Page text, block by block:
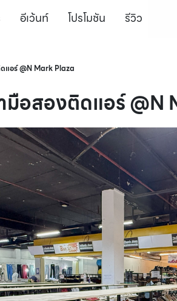
อีเว้นท์ โปรโมชัน รีวิว
แอร์ @N Mark Plaza
มือสองติดแอร์ @N